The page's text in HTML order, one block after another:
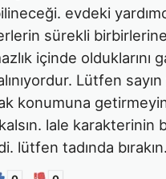
evdeki
sürekli
içinde
Lütfen
konumuna
lale karakterinin
lütfen tadında bırakın.